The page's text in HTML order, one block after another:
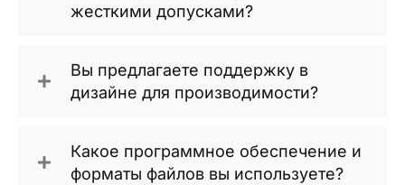
жесткими допусками?
Вы предлагаете поддержку в
дизайне для производимости?
Какое программное обеспечение и
форматы файлов вы используете?